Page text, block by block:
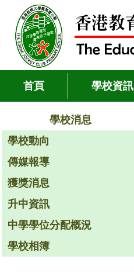
首頁 學校資訊
學校消息
學校動向
傳媒報導
獲獎消息
升中資訊
中學學位分配概況
學校相簿